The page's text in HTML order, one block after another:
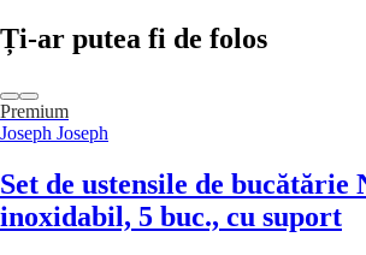
Ți-ar putea fi de folos
Premium
Joseph Joseph
Set de ustensile de bucătărie
inoxidabil, 5 buc., cu suport